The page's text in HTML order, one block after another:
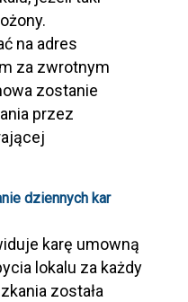
na adres
za zwrotnym
zostanie
przez
dziennych kar
karę umowną
lokalu za każdy
została